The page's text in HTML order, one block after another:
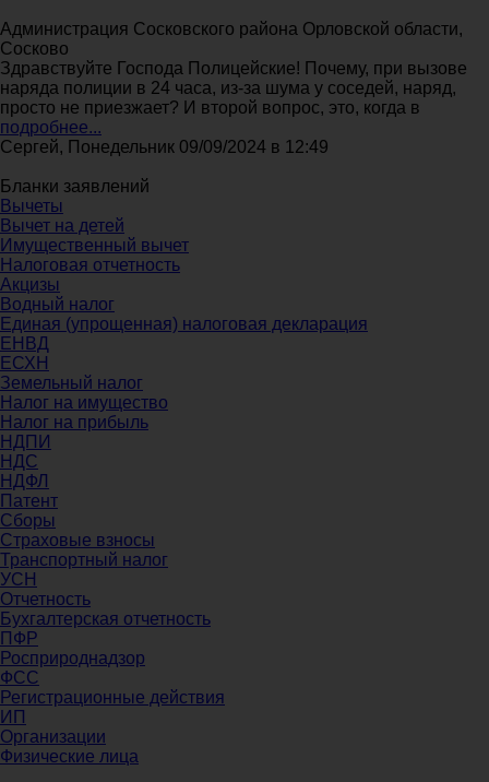
Администрация Сосковского района Орловской области,
Сосково
Здравствуйте Господа Полицейские! Почему, при вызове
наряда полиции в 24 часа, из-за шума у соседей, наряд,
просто не приезжает? И второй вопрос, это, когда в
подробнее...
Сергей, Понедельник 09/09/2024 в 12:49
Бланки заявлений
Вычеты
Вычет на детей
Имущественный вычет
Налоговая отчетность
Акцизы
Водный налог
Единая (упрощенная) налоговая декларация
ЕНВД
ЕСХН
Земельный налог
Налог на имущество
Налог на прибыль
НДПИ
НДС
НДФЛ
Патент
Сборы
Страховые взносы
Транспортный налог
УСН
Отчетность
Бухгалтерская отчетность
ПФР
Росприроднадзор
ФСС
Регистрационные действия
ИП
Организации
Физические лица